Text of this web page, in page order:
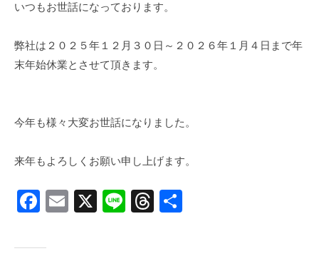
いつもお世話になっております。
弊社は２０２５年１２月３０日～２０２６年１月４日まで年
末年始休業とさせて頂きます。
今年も様々大変お世話になりました。
来年もよろしくお願い申し上げます。
F
c
E
X
Li
T